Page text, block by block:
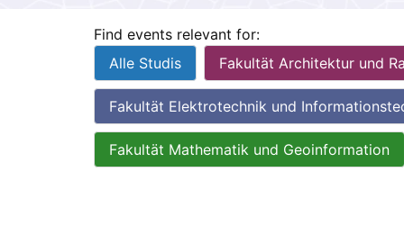
Find events relevant for:
Alle Studis
Fakultät Architektur und
Fakultät Elektrotechnik und
Fakultät Mathematik und Geoinformation